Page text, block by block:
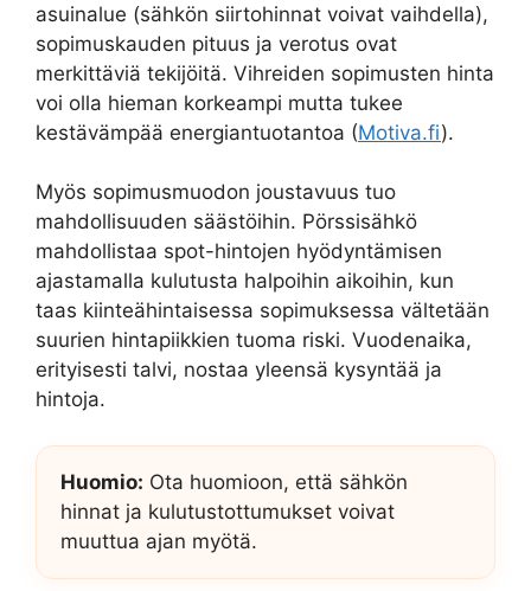
asuinalue (sähkön siirtohinnat voivat vaihdella),
sopimuskauden pituus ja verotus ovat
merkittäviä tekijöitä. Vihreiden sopimusten hinta
voi olla hieman korkeampi mutta tukee
kestävämpää energiantuotantoa (Motiva.fi).
Myös sopimusmuodon joustavuus tuo
mahdollisuuden säästöihin. Pörssisähkö
mahdollistaa spot-hintojen hyödyntämisen
ajastamalla kulutusta halpoihin aikoihin, kun
taas kiinteähintaisessa sopimuksessa vältetään
suurien hintapiikkien tuoma riski. Vuodenaika,
erityisesti talvi, nostaa yleensä kysyntää ja
hintoja.
Huomio: Ota huomioon, että sähkön
hinnat ja kulutustottumukset voivat
muuttua ajan myötä.